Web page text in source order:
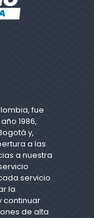
fue
1986,
y,
a las
a nuestra
servicio
la
continuar
de alta